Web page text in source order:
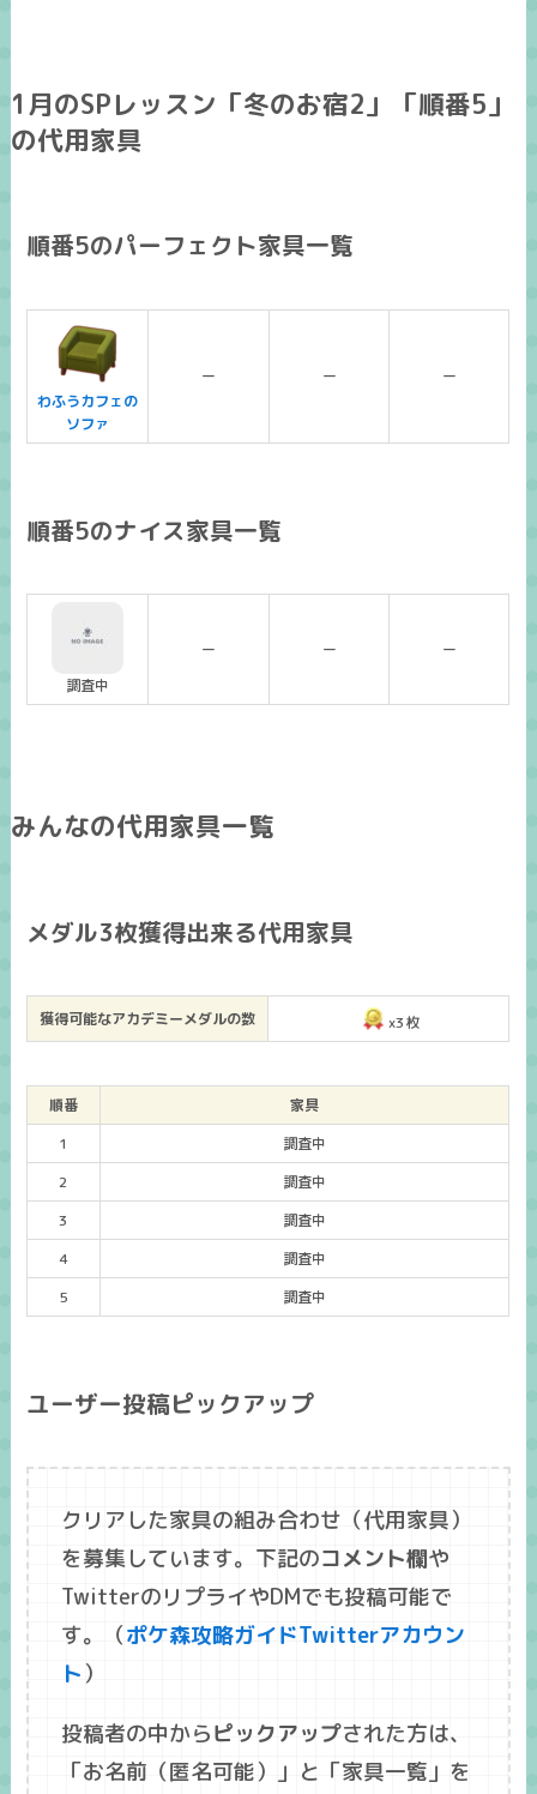
1月のSPレッスン「冬のお宿2」「順番5」
の代用家具
順番5のパーフェクト家具一覧
わふうカフェの
ソファ
ー ー ー
順番5のナイス家具一覧
調査中
ー ー ー
みんなの代用家具一覧
メダル3枚獲得出来る代用家具
獲得可能なアカデミーメダルの数 x3枚
順番
家具
1
調査中
2
調査中
3
調査中
4
調査中
5
調査中
ユーザー投稿ピックアップ
クリアした家具の組み合わせ（代用家具）
を募集しています。下記のコメント欄や
TwitterのリプライやDMでも投稿可能で
す。（ポケ森攻略ガイドTwitterアカウン
ト ）
投稿者の中からピックアップされた方は、
「お名前 （匿名可能）」と「家具一覧」を